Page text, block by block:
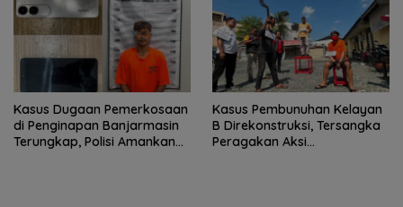
Kasus Dugaan Pemerkosaan
di Penginapan Banjarmasin
Terungkap, Polisi Amankan
Kasus Pembunuhan Kelayan
B Direkonstruksi, Tersangka
Peragakan Aksi